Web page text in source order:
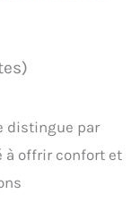
distingue par
à offrir confort et